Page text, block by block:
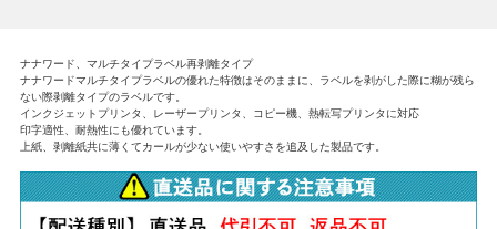
ナナワード、マルチタイプラベル再剥離タイプ
ナナワードマルチタイプラベルの優れた特徴はそのままに、ラベルを剥がした際に糊が残ら
ない際剥離タイプのラベルです。
インクジェットプリンタ、レーザープリンタ、コピー機、熱転写プリンタに対応
印字適性、耐熱性にも優れています。
上紙、剥離紙共に薄くてカールが少ない使いやすさを追及した製品です。